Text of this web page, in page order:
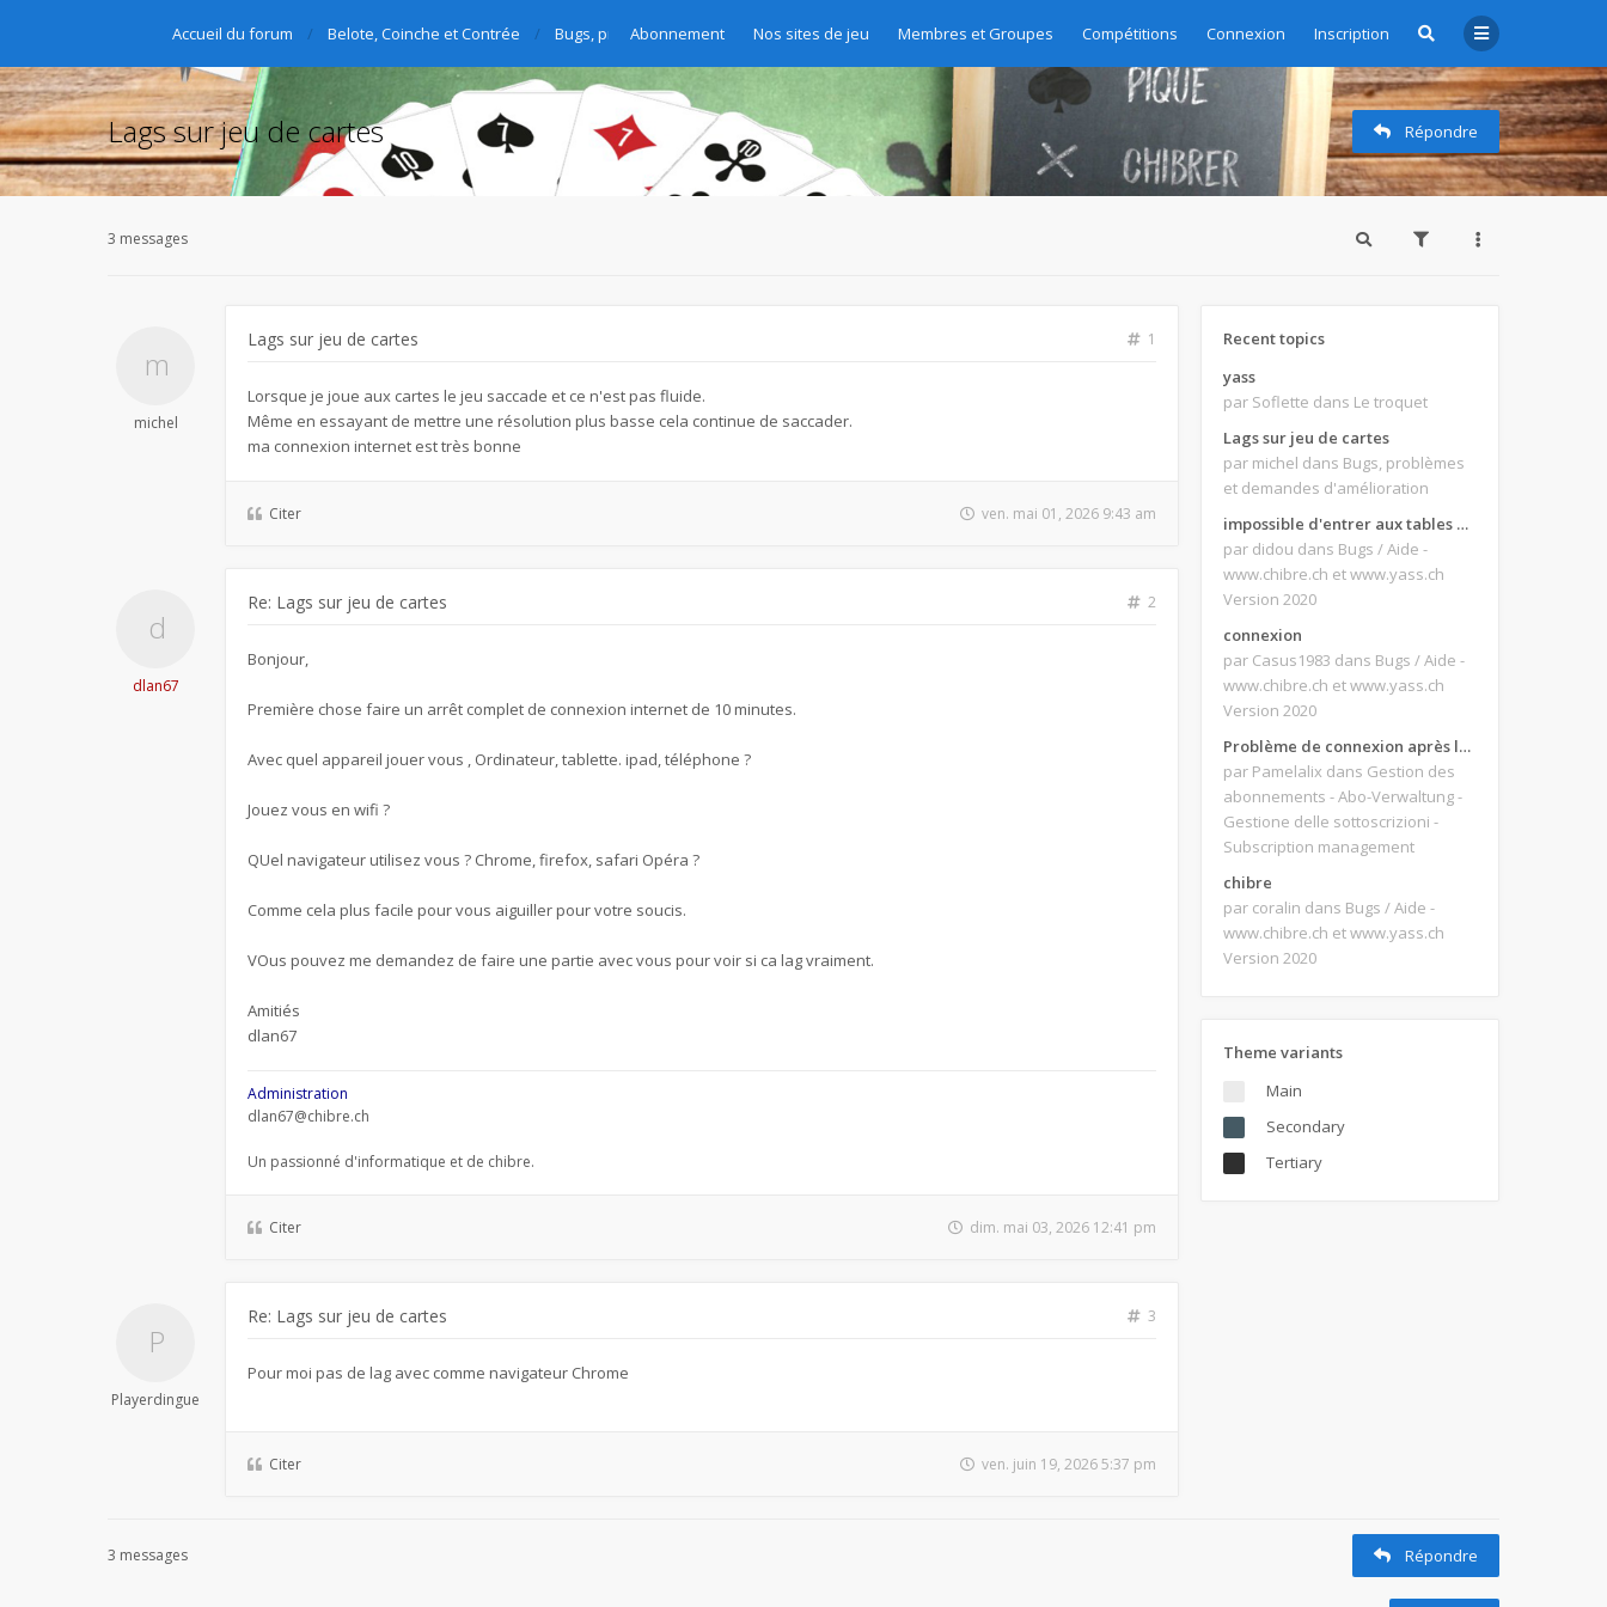
Abonnement Nos sites de jeu Membres et Groupes Compétitions Connexion Inscription
Accueil du forum Belote, Coinche et Contrée Bugs, problèmes et demandes d'amélioration
Lags sur jeu de cartes Répondre
3 messages
michel
Lags sur jeu de cartes 1
Lorsque je joue aux cartes le jeu saccade et ce n'est pas fluide.
Même en essayant de mettre une résolution plus basse cela continue de saccader.
ma connexion internet est très bonne
Citer ven. mai 01, 2026 9:43 am
dlan67
Re: Lags sur jeu de cartes 2
Bonjour,
Première chose faire un arrêt complet de connexion internet de 10 minutes.
Avec quel appareil jouer vous , Ordinateur, tablette. ipad, téléphone ?
Jouez vous en wifi ?
QUel navigateur utilisez vous ? Chrome, firefox, safari Opéra ?
Comme cela plus facile pour vous aiguiller pour votre soucis.
VOus pouvez me demandez de faire une partie avec vous pour voir si ca lag vraiment.
Amitiés
dlan67
Administration
dlan67@chibre.ch
Un passionné d'informatique et de chibre.
Citer dim. mai 03, 2026 12:41 pm
Playerdingue
Re: Lags sur jeu de cartes 3
Pour moi pas de lag avec comme navigateur Chrome
Citer ven. juin 19, 2026 5:37 pm
Recent topics
yass
par Soflette dans Le troquet
Lags sur jeu de cartes
par michel dans Bugs, problèmes
et demandes d'amélioration
impossible d'entrer aux tables de jeux
par didou dans Bugs / Aide -
www.chibre.ch et www.yass.ch
Version 2020
connexion
par Casus1983 dans Bugs / Aide -
www.chibre.ch et www.yass.ch
Version 2020
Problème de connexion après le changement d'adresse e-mail.
par Pamelalix dans Gestion des
abonnements - Abo-Verwaltung -
Gestione delle sottoscrizioni -
Subscription management
chibre
par coralin dans Bugs / Aide -
www.chibre.ch et www.yass.ch
Version 2020
Theme variants
Main
Secondary
Tertiary
3 messages Répondre